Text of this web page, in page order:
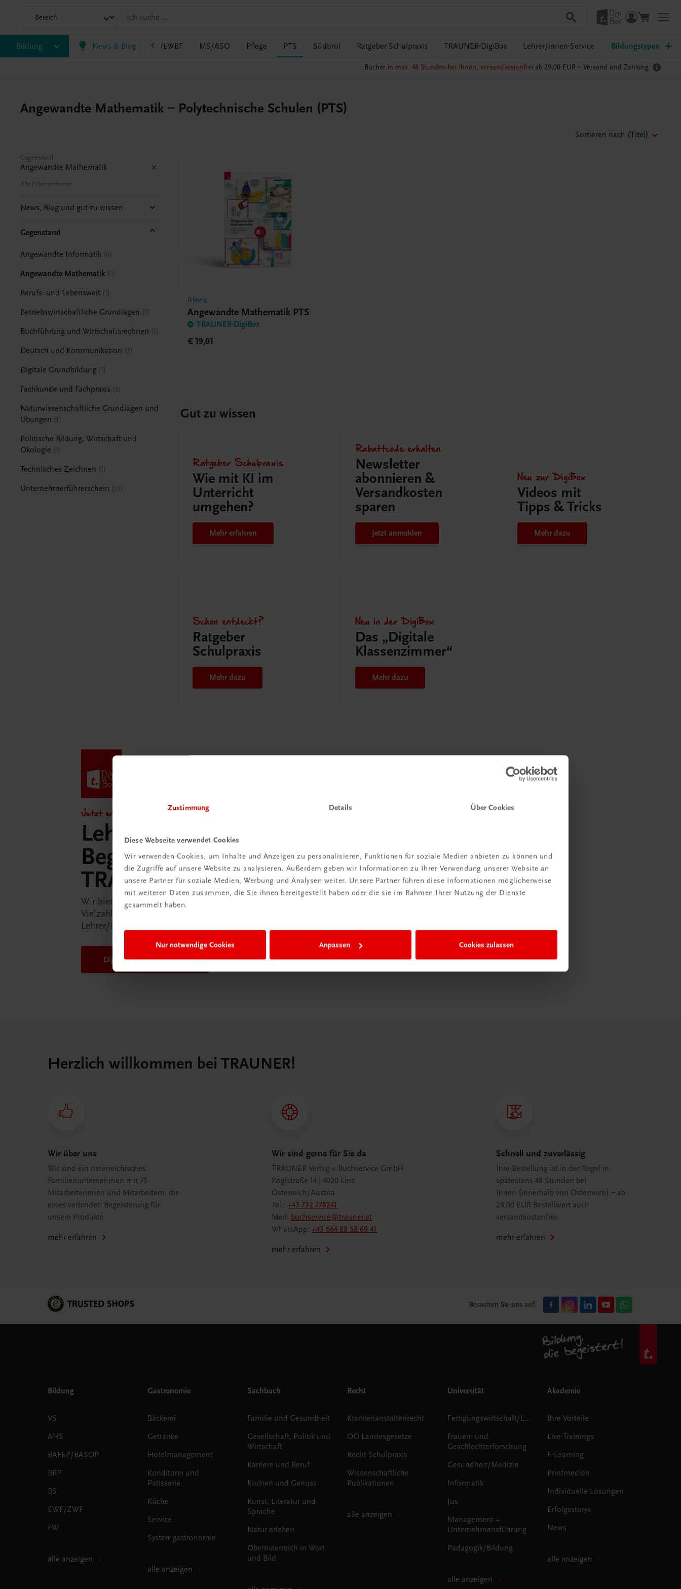
Zustimmung Details Über Cookies
Diese Webseite verwendet Cookies
Wir verwenden Cookies, um Inhalte und Anzeigen zu personalisieren, Funktionen für soziale Medien anbieten zu können und
die Zugriffe auf unsere Website zu analysieren. Außerdem geben wir Informationen zu Ihrer Verwendung unserer Website an
unsere Partner für soziale Medien, Werbung und Analysen weiter. Unsere Partner führen diese Informationen möglicherweise
mit weiteren Daten zusammen, die Sie ihnen bereitgestellt haben oder die sie im Rahmen Ihrer Nutzung der Dienste
gesammelt haben.
Nur notwendige Cookies Anpassen Cookies zulassen
Bildung News & Blog
HLT/Kolleg HLW HTL/FS LW/LWBF MS/ASO Pflege PTS Südtirol Ratgeber Schulpraxis TRAUNER-DigiBox Lehrer/innen-Service Bildungstypen
Bücher in max. 48 Stunden bei Ihnen, versandkostenfrei ab 29,00 EUR – Versand und Zahlung
Angewandte Mathematik – Polytechnische Schulen (PTS)
Sortieren nach (Titel)
Gegenstand
Angewandte Mathematik
Alle Filter entfernen
News, Blog und gut zu wissen
Gegenstand
Angewandte Informatik 6
Angewandte Mathematik 1
Berufs- und Lebenswelt 1
Betriebswirtschaftliche Grundlagen 1
Buchführung und Wirtschaftsrechnen 1
Deutsch und Kommunikation 2
Digitale Grundbildung 1
Fachkunde und Fachpraxis 9
Naturwissenschaftliche Grundlagen und
Übungen
1
Politische Bildung, Wirtschaft und
Ökologie
1
Technisches Zeichnen 1
Unternehmerführerschein 15
Bildung
Angewandte Mathematik PTS
TRAUNER-DigiBox
€ 19,01
Gut zu wissen
Ratgeber Schulpraxis
Wie mit KI im
Unterricht
umgehen?
Mehr erfahren
Rabattcode erhalten
Newsletter
abonnieren &
Versandkosten
sparen
Jetzt anmelden
Neu zur DigiBox
Videos mit
Tipps & Tricks
Mehr dazu
Schon entdeckt?
Ratgeber
Schulpraxis
Mehr dazu
Neu in der DigiBox
Das „Digitale
Klassenzimmer“
Mehr dazu
Jetzt entdecken!
Lehrer/innen-
Begleitpakete in der
TRAUNER-DigiBox
Wir bieten Ihnen in der TRAUNER-DigiBox eine
Vielzahl an Services an, die Ihr Leben als
Lehrer/in ein Stück einfacher machen.
DigiBox für Lehrer/innen
Herzlich willkommen bei TRAUNER!
Wir über uns
Wir sind ein österreichisches
Familienunternehmen mit 75
Mitarbeiterinnen und Mitarbeitern, die
eines verbindet: Begeisterung für
unsere Produkte.
mehr erfahren
Wir sind gerne für Sie da
TRAUNER Verlag + Buchservice GmbH
Köglstraße 14 | 4020 Linz
Österreich/Austria
Tel.:+43 732 778241
Mail: buchservice@trauner.at
WhatsApp:+43 664 88 58 69 41
mehr erfahren
Schnell und zuverlässig
Ihre Bestellung ist in der Regel in
spätestens 48 Stunden bei
Ihnen (innerhalb von Österreich) – ab
29,00 EUR Bestellwert auch
versandkostenfrei.
mehr erfahren
Besuchen Sie uns auf:
Bildung
VS
AHS
BAFEP/BASOP
BRP
BS
EWF/ZWF
FW
alle anzeigen
Gastronomie
Bäckerei
Getränke
Hotelmanagement
Konditorei und
Patisserie
Küche
Service
Systemgastronomie
alle anzeigen
Sachbuch
Familie und Gesundheit
Gesellschaft, Politik und
Wirtschaft
Karriere und Beruf
Kochen und Genuss
Kunst, Literatur und
Sprache
Natur erleben
Oberösterreich in Wort
und Bild
Recht
Krankenanstaltenrecht
OÖ Landesgesetze
Recht Schulpraxis
Wissenschaftliche
Publikationen
alle anzeigen
Universität
Fertigungswirtschaft/Logistik
Frauen- und
Geschlechterforschung
Gesundheit/Medizin
Informatik
Jus
Management +
Unternehmensführung
Pädagogik/Bildung
alle anzeigen
Akademie
Ihre Vorteile
Live-Trainings
E-Learning
Printmedien
Individuelle Lösungen
Erfolgsstorys
News
alle anzeigen